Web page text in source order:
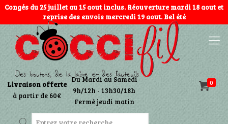
Congés du 25 juillet au 15 aout inclus. Réouverture mardi 18 aout et
reprise des envois mercredi 19 aout. Bel été
0
Livraison offerte
à partir de 60€
Du Mardi au Samedi
9h/12h - 13h30/18h
Fermé jeudi matin